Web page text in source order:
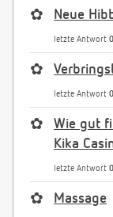
✿ Neue
letzte Antwort
✿
letzte Antwort
✿
Wie gut
Kika
letzte Antwort
✿ Massage